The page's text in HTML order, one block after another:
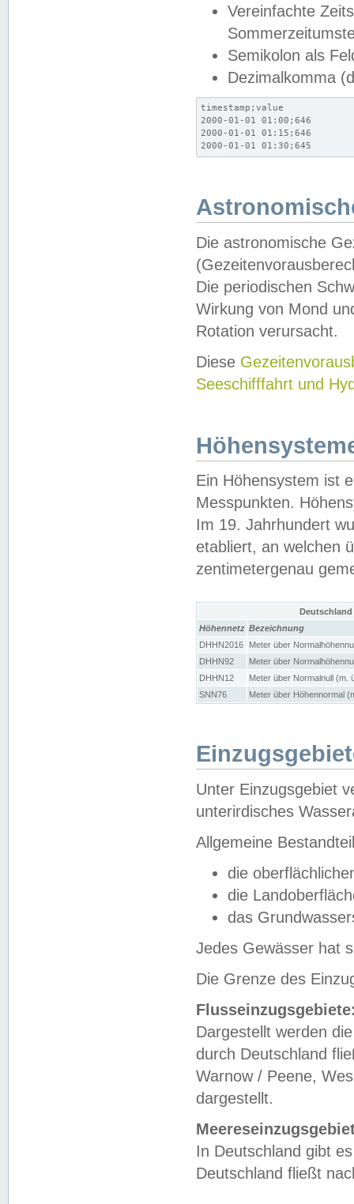
Vereinfachte
Semikolon als
Dezimalkomma
timestamp;value
2000-01-01 01:00;646
2000-01-01 01:15;646
2000-01-01 01:30;645
Die astronomische
Die periodischen
Wirkung von Mond
Rotation verursacht.
Diese
Seeschifffahrt und
Ein Höhensystem ist
Messpunkten.
Im 19. Jahrhundert
etabliert, an welchen
zentimetergenau
Höhennetz Bezeichnung
DHHN2016
Meter über
DHHN92
Meter über
DHHN12
Meter über Normalnull (m.
SNN76
Meter über Höhennormal
Unter Einzugsgebiet
unterirdisches
Allgemeine
die
die
das
Jedes Gewässer hat
Die Grenze des
Dargestellt werden
durch Deutschland
Warnow / Peene,
dargestellt.
In Deutschland gibt
Deutschland fließt